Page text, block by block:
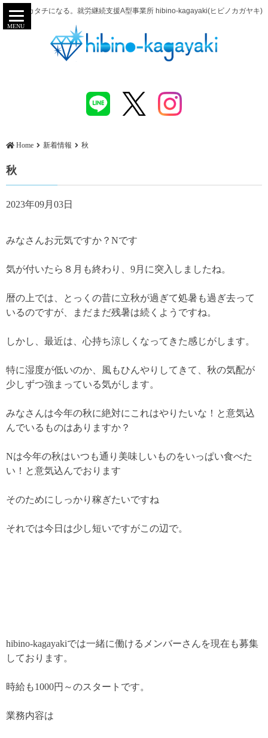
努力がカタチになる。就労継続支援A型事業所 hibino-kagayaki(ヒビノカガヤキ)
Home 新着情報 秋
秋
2023年09月03日
みなさんお元気ですか？Nです
気が付いたら８月も終わり、9月に突入しましたね。
暦の上では、とっくの昔に立秋が過ぎて処暑も過ぎ去って
いるのですが、まだまだ残暑は続くようですね。
しかし、最近は、心持ち涼しくなってきた感じがします。
特に湿度が低いのか、風もひんやりしてきて、秋の気配が
少しずつ強まっている気がします。
みなさんは今年の秋に絶対にこれはやりたいな！と意気込
んでいるものはありますか？
Nは今年の秋はいつも通り美味しいものをいっぱい食べた
い！と意気込んでおります
そのためにしっかり稼ぎたいですね
それでは今日は少し短いですがこの辺で。
hibino-kagayakiでは一緒に働けるメンバーさんを現在も募集
しております。
時給も1000円～のスタートです。
業務内容は
MENU